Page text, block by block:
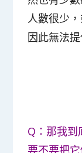
人數很少
因此無法
Q：那我到